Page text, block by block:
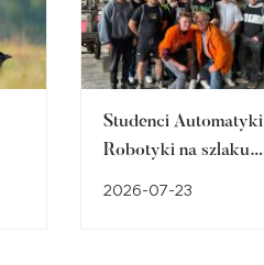
Studenci
Robotyki na szlaku
2026-07-23